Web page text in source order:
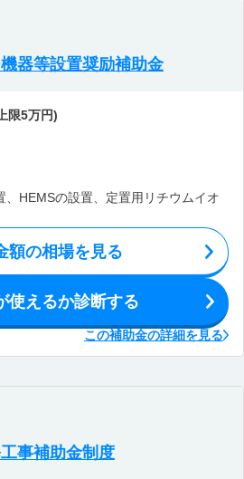
器等設置奨励補助金
限5万円)
、HEMSの設置、定置用リチウムイオ
額の相場を見る
使えるか診断する
この補助金の詳細を見る
事補助金制度